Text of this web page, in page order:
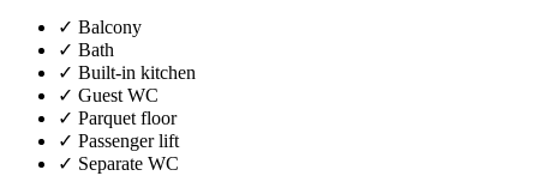
✓ Balcony
✓ Bath
✓ Built-in kitchen
✓ Guest WC
✓ Parquet floor
✓ Passenger lift
✓ Separate WC